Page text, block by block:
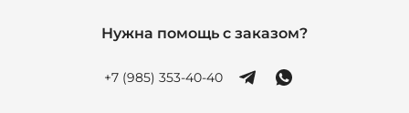
Нужна помощь с заказом?
+7 (985) 353-40-40